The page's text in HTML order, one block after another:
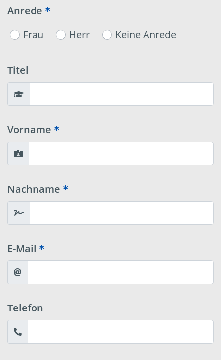
Anrede
Frau
Herr Keine Anrede
Titel
Vorname
Nachname
E-Mail
Telefon